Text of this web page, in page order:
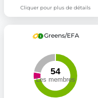
Cliquer pour plus de détails
Greens/EFA